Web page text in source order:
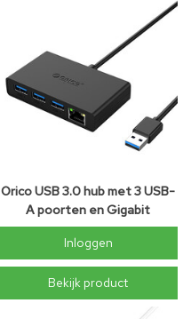
Orico USB 3.0 hub met 3 USB-
A poorten en Gigabit
Ethernet poort
Inloggen
Bekijk product